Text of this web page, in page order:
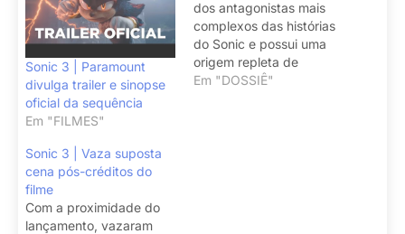
Sonic 3 | Paramount
divulga trailer e sinopse
oficial da sequência
Em "FILMES"
dos antagonistas mais
complexos das histórias
do Sonic e possui uma
origem repleta de
tragédias e invenções
Em "DOSSIÊ"
Sonic 3 | Vaza suposta
cena pós-créditos do
filme
Com a proximidade do
lançamento, vazaram